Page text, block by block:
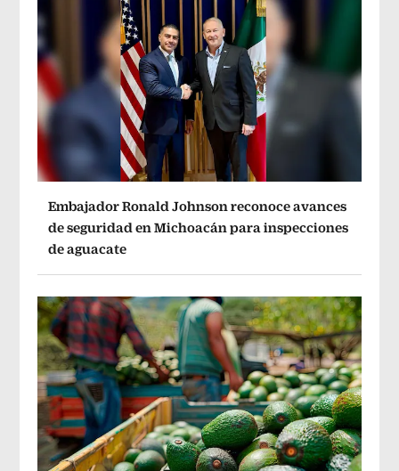
Embajador Ronald Johnson reconoce avances
de seguridad en Michoacán para inspecciones
de aguacate